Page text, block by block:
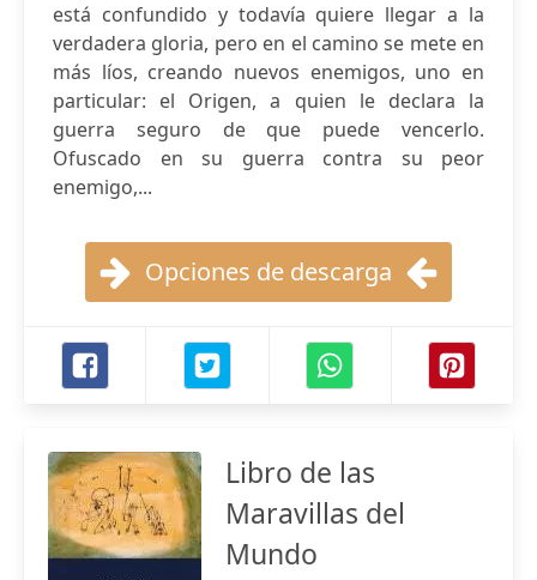
está confundido y todavía quiere llegar a la
verdadera gloria, pero en el camino se mete en
más líos, creando nuevos enemigos, uno en
particular: el Origen, a quien le declara la
guerra seguro de que puede vencerlo.
Ofuscado en su guerra contra su peor
enemigo,...
Opciones de descarga
Libro de las
Maravillas del
Mundo